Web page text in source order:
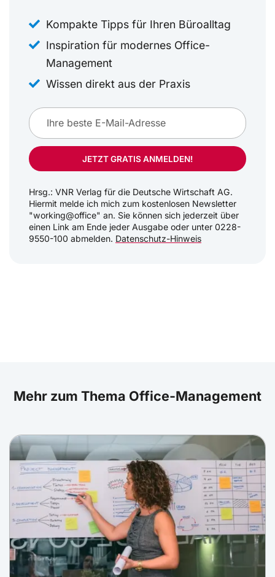
Kompakte Tipps für Ihren Büroalltag
Inspiration für modernes Office-
Management
Wissen direkt aus der Praxis
JETZT GRATIS ANMELDEN!
Hrsg.: VNR Verlag für die Deutsche Wirtschaft AG.
Hiermit melde ich mich zum kostenlosen Newsletter
"working@office" an. Sie können sich jederzeit über
einen Link am Ende jeder Ausgabe oder unter 0228-
9550-100 abmelden. Datenschutz-Hinweis
Mehr zum Thema Office-Management